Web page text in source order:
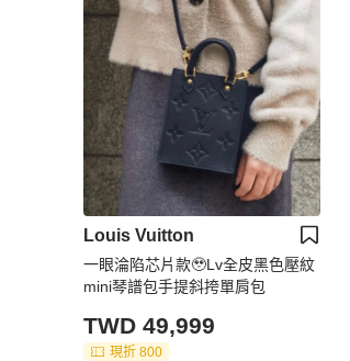
Louis Vuitton
一眼淪陷芯片款🥹Lv全皮黑色壓紋
mini琴譜包手提斜挎單肩包
TWD 49,999
現折 800